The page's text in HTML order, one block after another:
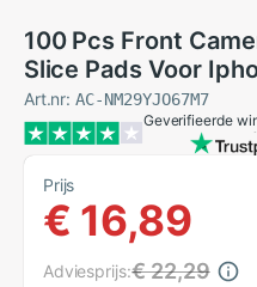
100 Pcs Front
Slice Pads Voor
Art.nr:AC-NM29YJO67M7
Geverifieerde
Prijs
€ 16,89
Adviesprijs:€ 22,29